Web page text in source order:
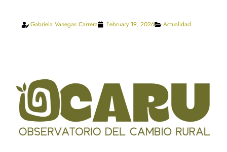
Gabriela Vanegas Carrera February 19, 2026 Actualidad